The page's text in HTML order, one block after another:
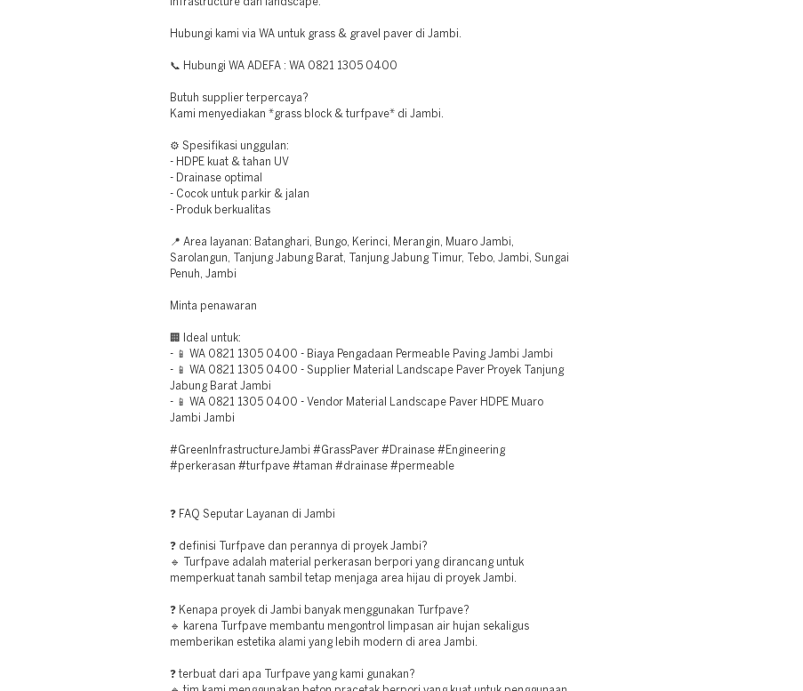
infrastructure dan landscape.
Hubungi kami via WA untuk grass & gravel paver di Jambi.
📞 Hubungi WA ADEFA : WA 0821 1305 0400
Butuh supplier terpercaya?
Kami menyediakan *grass block & turfpave* di Jambi.
⚙️ Spesifikasi unggulan:
- HDPE kuat & tahan UV
- Drainase optimal
- Cocok untuk parkir & jalan
- Produk berkualitas
📍 Area layanan: Batanghari, Bungo, Kerinci, Merangin, Muaro Jambi,
Sarolangun, Tanjung Jabung Barat, Tanjung Jabung Timur, Tebo, Jambi, Sungai
Penuh, Jambi
Minta penawaran
🏢 Ideal untuk:
- 📱 WA 0821 1305 0400 - Biaya Pengadaan Permeable Paving Jambi Jambi
- 📱 WA 0821 1305 0400 - Supplier Material Landscape Paver Proyek Tanjung
Jabung Barat Jambi
- 📱 WA 0821 1305 0400 - Vendor Material Landscape Paver HDPE Muaro
Jambi Jambi
#GreenInfrastructureJambi #GrassPaver #Drainase #Engineering
#perkerasan #turfpave #taman #drainase #permeable
❓ FAQ Seputar Layanan di Jambi
❓ definisi Turfpave dan perannya di proyek Jambi?
🔹 Turfpave adalah material perkerasan berpori yang dirancang untuk
memperkuat tanah sambil tetap menjaga area hijau di proyek Jambi.
❓ Kenapa proyek di Jambi banyak menggunakan Turfpave?
🔹 karena Turfpave membantu mengontrol limpasan air hujan sekaligus
memberikan estetika alami yang lebih modern di area Jambi.
❓ terbuat dari apa Turfpave yang kami gunakan?